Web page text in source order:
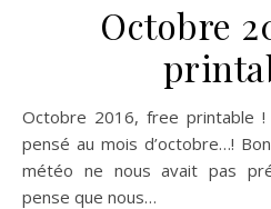
Octobre
Octobre 2016, free printable ! Et oui, nous devons déjà
pensé au mois d’octobre…!
météo ne nous avait pas
pense que nous…